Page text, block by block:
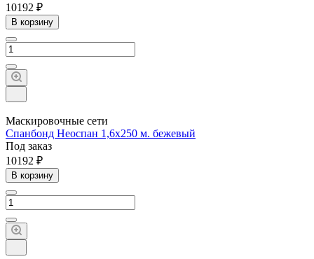
10192 ₽
В корзину
Маскировочные сети
Спанбонд Неоспан 1,6х250 м. бежевый
Под заказ
10192 ₽
В корзину